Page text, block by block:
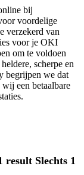
bij
voordelige
verzekerd van
voor je OKI
om te voldoen
scherpe en
begrijpen we dat
een betaalbare
result Slechts 1